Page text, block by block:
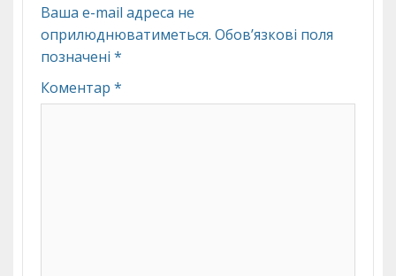
Ваша e-mail адреса не
оприлюднюватиметься. Обов’язкові поля
позначені *
Коментар *